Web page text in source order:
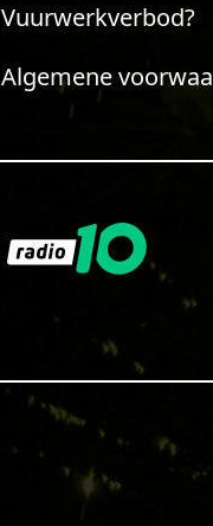
Vuurwerkverbod?
Algemene